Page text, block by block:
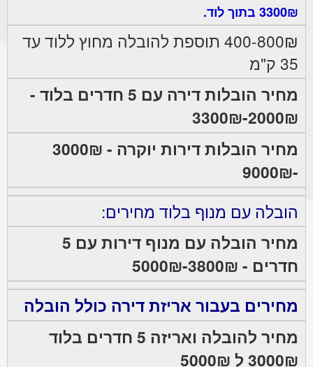
3300₪ בתוך לוד.
400-800₪ תוספת להובלה מחוץ ללוד עד
35 ק"מ
מחיר הובלות דירה עם 5 חדרים בלוד -
2000₪-3300₪
מחיר הובלות דירות יוקרה - 3000₪
-9000₪
הובלה עם מנוף בלוד מחירים:
מחיר הובלה עם מנוף דירות עם 5
חדרים - 3800₪-5000₪
מחירים בעבור אריזת דירה כולל הובלה
מחיר להובלה ואריזה 5 חדרים בלוד
3000₪ ל 5000₪